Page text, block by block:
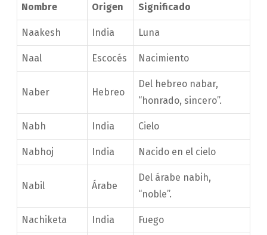
Nombre Origen Significado
Naakesh India Luna
Naal Escocés Nacimiento
Naber Hebreo
Del hebreo nabar,
“honrado, sincero”.
Nabh India Cielo
Nabhoj India Nacido en el cielo
Nabil Árabe
Del árabe nabih,
“noble”.
Nachiketa India Fuego